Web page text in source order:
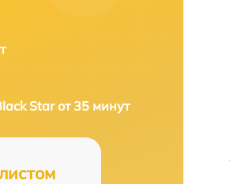
Star от 35 минут